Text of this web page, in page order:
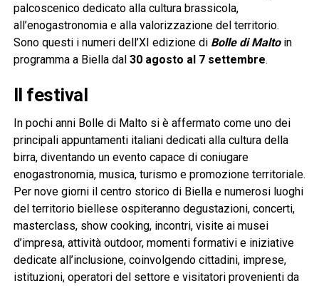
palcoscenico dedicato alla cultura brassicola,
all’enogastronomia e alla valorizzazione del territorio.
Sono questi i numeri dell’XI edizione di Bolle di Maltoin
programma a Biella dal 30 agosto al 7 settembre.
Il festival
In pochi anni Bolle di Malto si è affermato come uno dei
principali appuntamenti italiani dedicati alla cultura della
birra, diventando un evento capace di coniugare
enogastronomia, musica, turismo e promozione territoriale.
Per nove giorni il centro storico di Biella e numerosi luoghi
del territorio biellese ospiteranno degustazioni, concerti,
masterclass, show cooking, incontri, visite ai musei
d’impresa, attività outdoor, momenti formativi e iniziative
dedicate all’inclusione, coinvolgendo cittadini, imprese,
istituzioni, operatori del settore e visitatori provenienti da